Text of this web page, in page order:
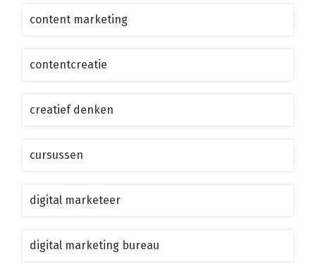
content marketing
contentcreatie
creatief denken
cursussen
digital marketeer
digital marketing bureau